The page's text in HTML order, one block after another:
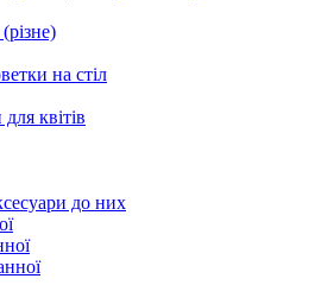
на стіл
квітів
до них